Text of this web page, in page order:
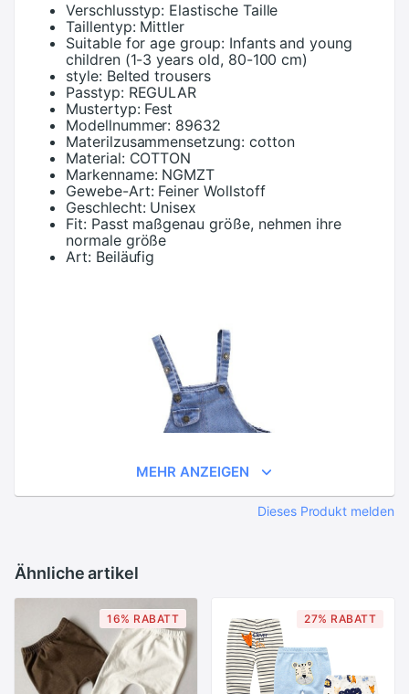
Verschlusstyp: Elastische Taille
Taillentyp: Mittler
Suitable for age group: Infants and young
children (1-3 years old, 80-100 cm)
style: Belted trousers
Passtyp: REGULAR
Mustertyp: Fest
Modellnummer: 89632
Materilzusammensetzung: cotton
Material: COTTON
Markenname: NGMZT
Gewebe-Art: Feiner Wollstoff
Geschlecht: Unisex
Fit: Passt maßgenau größe, nehmen ihre
normale größe
Art: Beiläufig
MEHR ANZEIGEN
Dieses Produkt melden
Ähnliche artikel
16% RABATT 27% RABATT